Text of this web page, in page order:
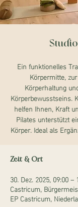
Ein funktionelles
Körpermitte,
Körperhaltung
Körperbewusstseins.
helfen Ihnen, Kraft
Pilates unterstützt
Körper. Ideal als
Zeit & Ort
30. Dez. 2025, 09:00 –
Castricum,
EP Castricum,